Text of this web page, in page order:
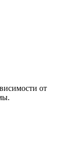
от